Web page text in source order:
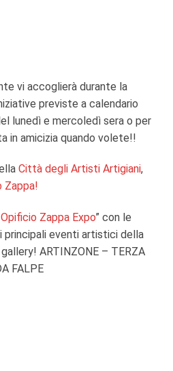
vi accoglierà durante la
previste a calendario
lunedì e mercoledì sera o per
in amicizia quando volete!!
Città degli Artisti Artigiani,
Zappa!
Zappa Expo” con le
principali eventi artistici della
ARTINZONE – TERZA
FALPE